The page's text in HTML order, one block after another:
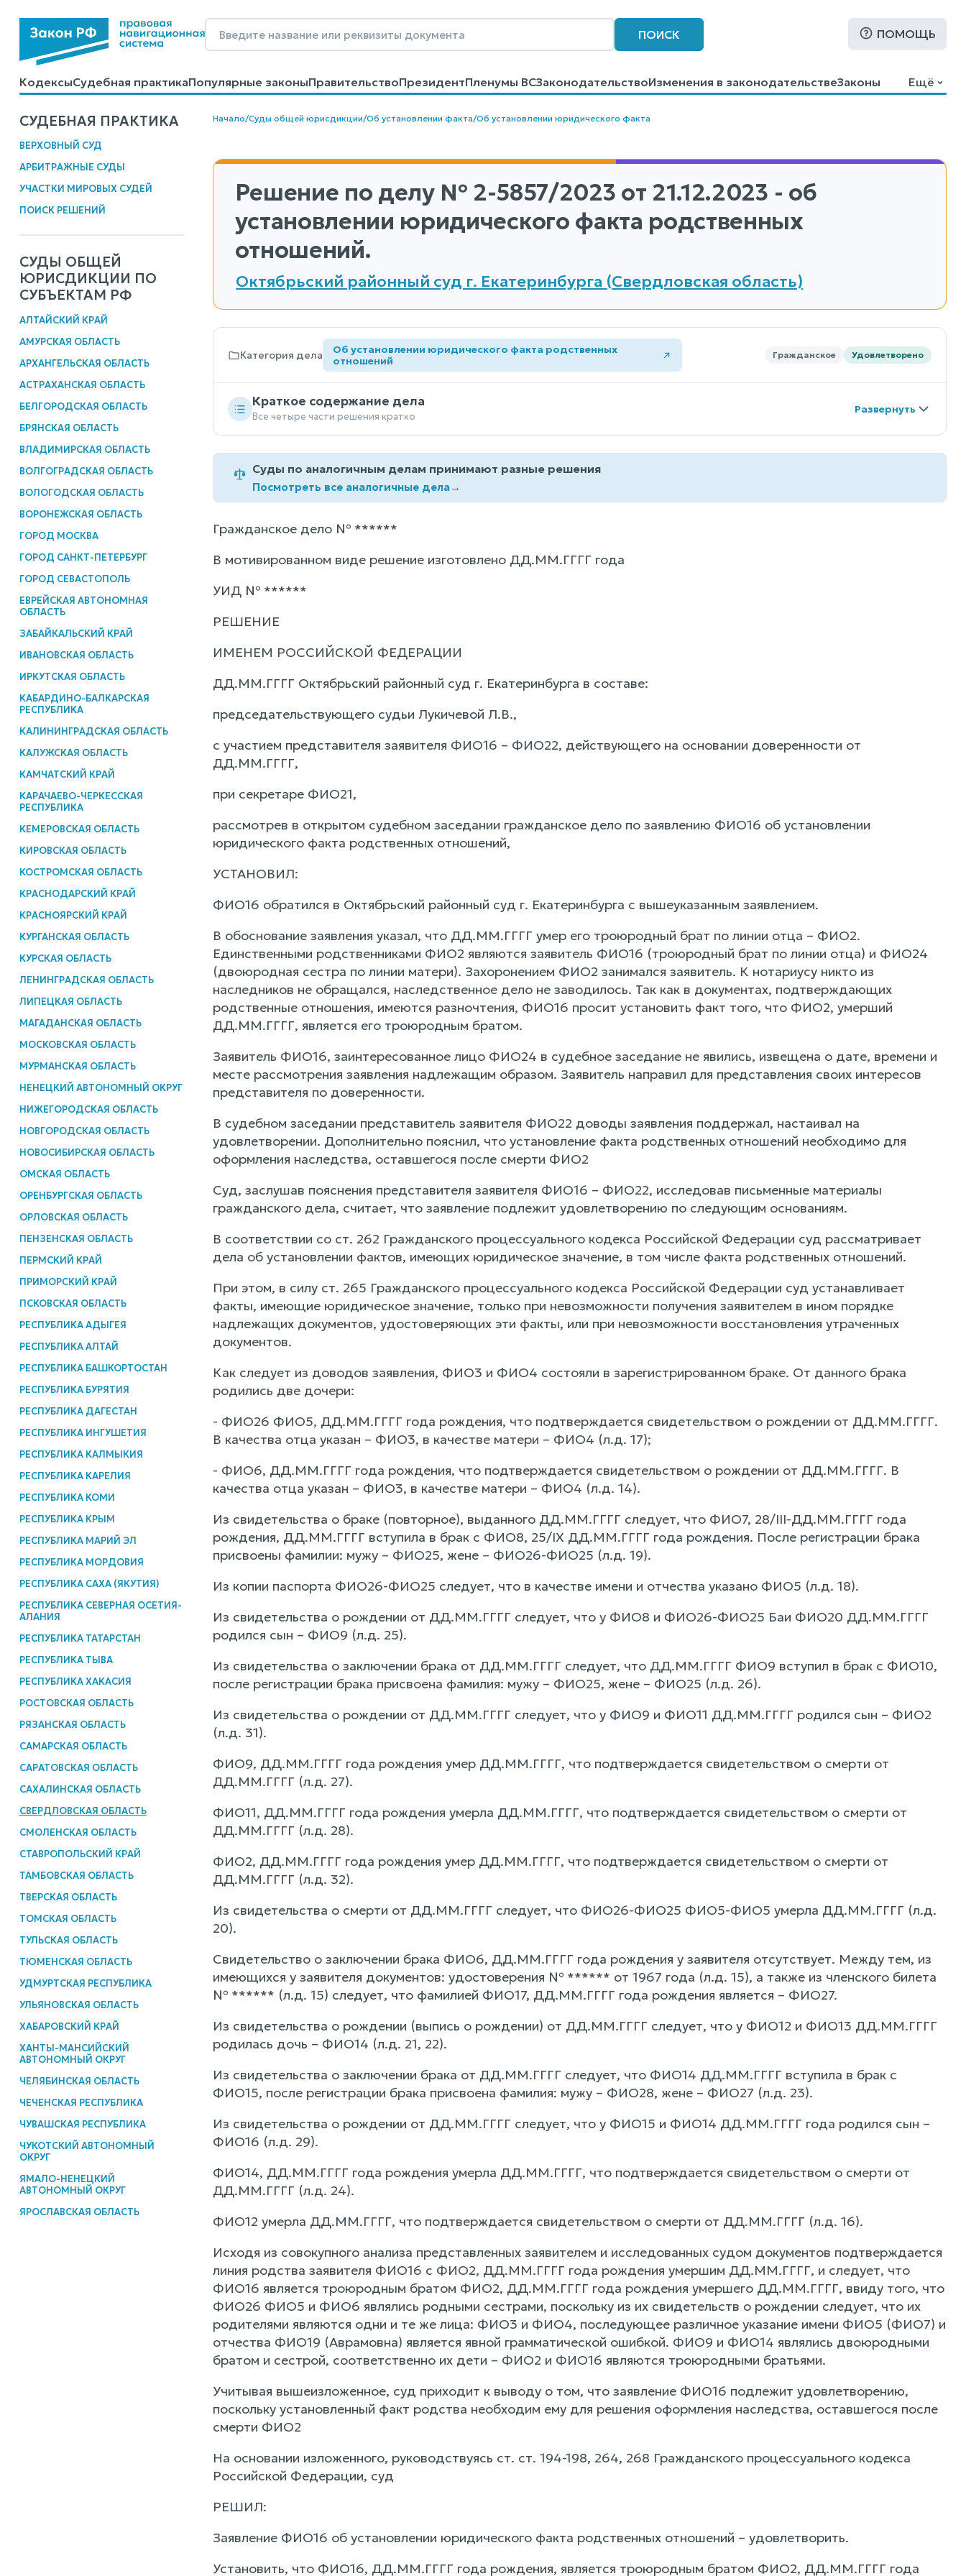
ПОИСК ПОМОЩЬ
КодексыСудебная практикаПопулярные законыПравительствоПрезидентПленумы ВСЗаконодательствоИзменения в законодательствеЗаконы
КалькуляторыСправочные материалыОбразцы договоровКонтактыПомощьПоиск
Ещё
СУДЕБНАЯ ПРАКТИКА
ВЕРХОВНЫЙ СУД
АРБИТРАЖНЫЕ СУДЫ
УЧАСТКИ МИРОВЫХ СУДЕЙ
ПОИСК РЕШЕНИЙ
СУДЫ ОБЩЕЙ
ЮРИСДИКЦИИ ПО
СУБЪЕКТАМ РФ
АЛТАЙСКИЙ КРАЙ
АМУРСКАЯ ОБЛАСТЬ
АРХАНГЕЛЬСКАЯ ОБЛАСТЬ
АСТРАХАНСКАЯ ОБЛАСТЬ
БЕЛГОРОДСКАЯ ОБЛАСТЬ
БРЯНСКАЯ ОБЛАСТЬ
ВЛАДИМИРСКАЯ ОБЛАСТЬ
ВОЛГОГРАДСКАЯ ОБЛАСТЬ
ВОЛОГОДСКАЯ ОБЛАСТЬ
ВОРОНЕЖСКАЯ ОБЛАСТЬ
ГОРОД МОСКВА
ГОРОД САНКТ-ПЕТЕРБУРГ
ГОРОД СЕВАСТОПОЛЬ
ЕВРЕЙСКАЯ АВТОНОМНАЯ
ОБЛАСТЬ
ЗАБАЙКАЛЬСКИЙ КРАЙ
ИВАНОВСКАЯ ОБЛАСТЬ
ИРКУТСКАЯ ОБЛАСТЬ
КАБАРДИНО-БАЛКАРСКАЯ
РЕСПУБЛИКА
КАЛИНИНГРАДСКАЯ ОБЛАСТЬ
КАЛУЖСКАЯ ОБЛАСТЬ
КАМЧАТСКИЙ КРАЙ
КАРАЧАЕВО-ЧЕРКЕССКАЯ
РЕСПУБЛИКА
КЕМЕРОВСКАЯ ОБЛАСТЬ
КИРОВСКАЯ ОБЛАСТЬ
КОСТРОМСКАЯ ОБЛАСТЬ
КРАСНОДАРСКИЙ КРАЙ
КРАСНОЯРСКИЙ КРАЙ
КУРГАНСКАЯ ОБЛАСТЬ
КУРСКАЯ ОБЛАСТЬ
ЛЕНИНГРАДСКАЯ ОБЛАСТЬ
ЛИПЕЦКАЯ ОБЛАСТЬ
МАГАДАНСКАЯ ОБЛАСТЬ
МОСКОВСКАЯ ОБЛАСТЬ
МУРМАНСКАЯ ОБЛАСТЬ
НЕНЕЦКИЙ АВТОНОМНЫЙ ОКРУГ
НИЖЕГОРОДСКАЯ ОБЛАСТЬ
НОВГОРОДСКАЯ ОБЛАСТЬ
НОВОСИБИРСКАЯ ОБЛАСТЬ
ОМСКАЯ ОБЛАСТЬ
ОРЕНБУРГСКАЯ ОБЛАСТЬ
ОРЛОВСКАЯ ОБЛАСТЬ
ПЕНЗЕНСКАЯ ОБЛАСТЬ
ПЕРМСКИЙ КРАЙ
ПРИМОРСКИЙ КРАЙ
ПСКОВСКАЯ ОБЛАСТЬ
РЕСПУБЛИКА АДЫГЕЯ
РЕСПУБЛИКА АЛТАЙ
РЕСПУБЛИКА БАШКОРТОСТАН
РЕСПУБЛИКА БУРЯТИЯ
РЕСПУБЛИКА ДАГЕСТАН
РЕСПУБЛИКА ИНГУШЕТИЯ
РЕСПУБЛИКА КАЛМЫКИЯ
РЕСПУБЛИКА КАРЕЛИЯ
РЕСПУБЛИКА КОМИ
РЕСПУБЛИКА КРЫМ
РЕСПУБЛИКА МАРИЙ ЭЛ
РЕСПУБЛИКА МОРДОВИЯ
РЕСПУБЛИКА САХА (ЯКУТИЯ)
РЕСПУБЛИКА СЕВЕРНАЯ ОСЕТИЯ-
АЛАНИЯ
РЕСПУБЛИКА ТАТАРСТАН
РЕСПУБЛИКА ТЫВА
РЕСПУБЛИКА ХАКАСИЯ
РОСТОВСКАЯ ОБЛАСТЬ
РЯЗАНСКАЯ ОБЛАСТЬ
САМАРСКАЯ ОБЛАСТЬ
САРАТОВСКАЯ ОБЛАСТЬ
САХАЛИНСКАЯ ОБЛАСТЬ
СВЕРДЛОВСКАЯ ОБЛАСТЬ
СМОЛЕНСКАЯ ОБЛАСТЬ
СТАВРОПОЛЬСКИЙ КРАЙ
ТАМБОВСКАЯ ОБЛАСТЬ
ТВЕРСКАЯ ОБЛАСТЬ
ТОМСКАЯ ОБЛАСТЬ
ТУЛЬСКАЯ ОБЛАСТЬ
ТЮМЕНСКАЯ ОБЛАСТЬ
УДМУРТСКАЯ РЕСПУБЛИКА
УЛЬЯНОВСКАЯ ОБЛАСТЬ
ХАБАРОВСКИЙ КРАЙ
ХАНТЫ-МАНСИЙСКИЙ
АВТОНОМНЫЙ ОКРУГ
ЧЕЛЯБИНСКАЯ ОБЛАСТЬ
ЧЕЧЕНСКАЯ РЕСПУБЛИКА
ЧУВАШСКАЯ РЕСПУБЛИКА
ЧУКОТСКИЙ АВТОНОМНЫЙ
ОКРУГ
ЯМАЛО-НЕНЕЦКИЙ
АВТОНОМНЫЙ ОКРУГ
ЯРОСЛАВСКАЯ ОБЛАСТЬ
Начало/Суды общей юрисдикции/Об установлении факта/Об установлении юридического факта
Решение по делу № 2-5857/2023 от 21.12.2023 - об
установлении юридического факта родственных
отношений.
Октябрьский районный суд г. Екатеринбурга (Свердловская область)
Категория дела
Об установлении юридического факта родственных
отношений
Гражданское Удовлетворено
Краткое содержание дела
Все четыре части решения кратко
Суды по аналогичным делам принимают разные решения
Посмотреть все аналогичные дела→
Гражданское дело № ******
В мотивированном виде решение изготовлено ДД.ММ.ГГГГ года
УИД № ******
РЕШЕНИЕ
ИМЕНЕМ РОССИЙСКОЙ ФЕДЕРАЦИИ
ДД.ММ.ГГГГ Октябрьский районный суд г. Екатеринбурга в составе:
председательствующего судьи Лукичевой Л.В.,
с участием представителя заявителя ФИО16 – ФИО22, действующего на основании доверенности от
ДД.ММ.ГГГГ,
при секретаре ФИО21,
рассмотрев в открытом судебном заседании гражданское дело по заявлению ФИО16 об установлении
юридического факта родственных отношений,
УСТАНОВИЛ:
ФИО16 обратился в Октябрьский районный суд г. Екатеринбурга с вышеуказанным заявлением.
В обоснование заявления указал, что ДД.ММ.ГГГГ умер его троюродный брат по линии отца – ФИО2.
Единственными родственниками ФИО2 являются заявитель ФИО16 (троюродный брат по линии отца) и ФИО24
(двоюродная сестра по линии матери). Захоронением ФИО2 занимался заявитель. К нотариусу никто из
наследников не обращался, наследственное дело не заводилось. Так как в документах, подтверждающих
родственные отношения, имеются разночтения, ФИО16 просит установить факт того, что ФИО2, умерший
ДД.ММ.ГГГГ, является его троюродным братом.
Заявитель ФИО16, заинтересованное лицо ФИО24 в судебное заседание не явились, извещена о дате, времени и
месте рассмотрения заявления надлежащим образом. Заявитель направил для представления своих интересов
представителя по доверенности.
В судебном заседании представитель заявителя ФИО22 доводы заявления поддержал, настаивал на
удовлетворении. Дополнительно пояснил, что установление факта родственных отношений необходимо для
оформления наследства, оставшегося после смерти ФИО2
Суд, заслушав пояснения представителя заявителя ФИО16 – ФИО22, исследовав письменные материалы
гражданского дела, считает, что заявление подлежит удовлетворению по следующим основаниям.
В соответствии со ст. 262 Гражданского процессуального кодекса Российской Федерации суд рассматривает
дела об установлении фактов, имеющих юридическое значение, в том числе факта родственных отношений.
При этом, в силу ст. 265 Гражданского процессуального кодекса Российской Федерации суд устанавливает
факты, имеющие юридическое значение, только при невозможности получения заявителем в ином порядке
надлежащих документов, удостоверяющих эти факты, или при невозможности восстановления утраченных
документов.
Как следует из доводов заявления, ФИО3 и ФИО4 состояли в зарегистрированном браке. От данного брака
родились две дочери:
- ФИО26 ФИО5, ДД.ММ.ГГГГ года рождения, что подтверждается свидетельством о рождении от ДД.ММ.ГГГГ.
В качества отца указан – ФИО3, в качестве матери – ФИО4 (л.д. 17);
- ФИО6, ДД.ММ.ГГГГ года рождения, что подтверждается свидетельством о рождении от ДД.ММ.ГГГГ. В
качества отца указан – ФИО3, в качестве матери – ФИО4 (л.д. 14).
Из свидетельства о браке (повторное), выданного ДД.ММ.ГГГГ следует, что ФИО7, 28/III-ДД.ММ.ГГГГ года
рождения, ДД.ММ.ГГГГ вступила в брак с ФИО8, 25/IX ДД.ММ.ГГГГ года рождения. После регистрации брака
присвоены фамилии: мужу – ФИО25, жене – ФИО26-ФИО25 (л.д. 19).
Из копии паспорта ФИО26-ФИО25 следует, что в качестве имени и отчества указано ФИО5 (л.д. 18).
Из свидетельства о рождении от ДД.ММ.ГГГГ следует, что у ФИО8 и ФИО26-ФИО25 Баи ФИО20 ДД.ММ.ГГГГ
родился сын – ФИО9 (л.д. 25).
Из свидетельства о заключении брака от ДД.ММ.ГГГГ следует, что ДД.ММ.ГГГГ ФИО9 вступил в брак с ФИО10,
после регистрации брака присвоена фамилия: мужу – ФИО25, жене – ФИО25 (л.д. 26).
Из свидетельства о рождении от ДД.ММ.ГГГГ следует, что у ФИО9 и ФИО11 ДД.ММ.ГГГГ родился сын – ФИО2
(л.д. 31).
ФИО9, ДД.ММ.ГГГГ года рождения умер ДД.ММ.ГГГГ, что подтверждается свидетельством о смерти от
ДД.ММ.ГГГГ (л.д. 27).
ФИО11, ДД.ММ.ГГГГ года рождения умерла ДД.ММ.ГГГГ, что подтверждается свидетельством о смерти от
ДД.ММ.ГГГГ (л.д. 28).
ФИО2, ДД.ММ.ГГГГ года рождения умер ДД.ММ.ГГГГ, что подтверждается свидетельством о смерти от
ДД.ММ.ГГГГ (л.д. 32).
Из свидетельства о смерти от ДД.ММ.ГГГГ следует, что ФИО26-ФИО25 ФИО5-ФИО5 умерла ДД.ММ.ГГГГ (л.д.
20).
Свидетельство о заключении брака ФИО6, ДД.ММ.ГГГГ года рождения у заявителя отсутствует. Между тем, из
имеющихся у заявителя документов: удостоверения № ****** от 1967 года (л.д. 15), а также из членского билета
№ ****** (л.д. 15) следует, что фамилией ФИО17, ДД.ММ.ГГГГ года рождения является – ФИО27.
Из свидетельства о рождении (выпись о рождении) от ДД.ММ.ГГГГ следует, что у ФИО12 и ФИО13 ДД.ММ.ГГГГ
родилась дочь – ФИО14 (л.д. 21, 22).
Из свидетельства о заключении брака от ДД.ММ.ГГГГ следует, что ФИО14 ДД.ММ.ГГГГ вступила в брак с
ФИО15, после регистрации брака присвоена фамилия: мужу – ФИО28, жене – ФИО27 (л.д. 23).
Из свидетельства о рождении от ДД.ММ.ГГГГ следует, что у ФИО15 и ФИО14 ДД.ММ.ГГГГ года родился сын –
ФИО16 (л.д. 29).
ФИО14, ДД.ММ.ГГГГ года рождения умерла ДД.ММ.ГГГГ, что подтверждается свидетельством о смерти от
ДД.ММ.ГГГГ (л.д. 24).
ФИО12 умерла ДД.ММ.ГГГГ, что подтверждается свидетельством о смерти от ДД.ММ.ГГГГ (л.д. 16).
Исходя из совокупного анализа представленных заявителем и исследованных судом документов подтверждается
линия родства заявителя ФИО16 с ФИО2, ДД.ММ.ГГГГ года рождения умершим ДД.ММ.ГГГГ, и следует, что
ФИО16 является троюродным братом ФИО2, ДД.ММ.ГГГГ года рождения умершего ДД.ММ.ГГГГ, ввиду того, что
ФИО26 ФИО5 и ФИО6 являлись родными сестрами, поскольку из их свидетельств о рождении следует, что их
родителями являются одни и те же лица: ФИО3 и ФИО4, последующее различное указание имени ФИО5 (ФИО7) и
отчества ФИО19 (Аврамовна) является явной грамматической ошибкой. ФИО9 и ФИО14 являлись двоюродными
братом и сестрой, соответственно их дети – ФИО2 и ФИО16 являются троюродными братьями.
Учитывая вышеизложенное, суд приходит к выводу о том, что заявление ФИО16 подлежит удовлетворению,
поскольку установленный факт родства необходим ему для решения оформления наследства, оставшегося после
смерти ФИО2
На основании изложенного, руководствуясь ст. ст. 194-198, 264, 268 Гражданского процессуального кодекса
Российской Федерации, суд
РЕШИЛ:
Заявление ФИО16 об установлении юридического факта родственных отношений – удовлетворить.
Установить, что ФИО16, ДД.ММ.ГГГГ года рождения, является троюродным братом ФИО2, ДД.ММ.ГГГГ года